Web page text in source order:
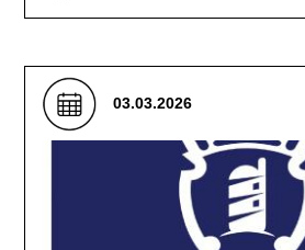
03.03.2026